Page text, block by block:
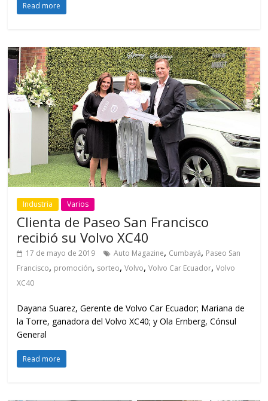
Read more
Industria Varios
Clienta de Paseo San Francisco
recibió su Volvo XC40
17 de mayo de 2019 Auto Magazine, Cumbayá, Paseo San
Francisco, promoción, sorteo,Volvo,Volvo Car Ecuador,Volvo
XC40
Dayana Suarez, Gerente de Volvo Car Ecuador; Mariana de
la Torre, ganadora del Volvo XC40; y Ola Ernberg, Cónsul
General
Read more